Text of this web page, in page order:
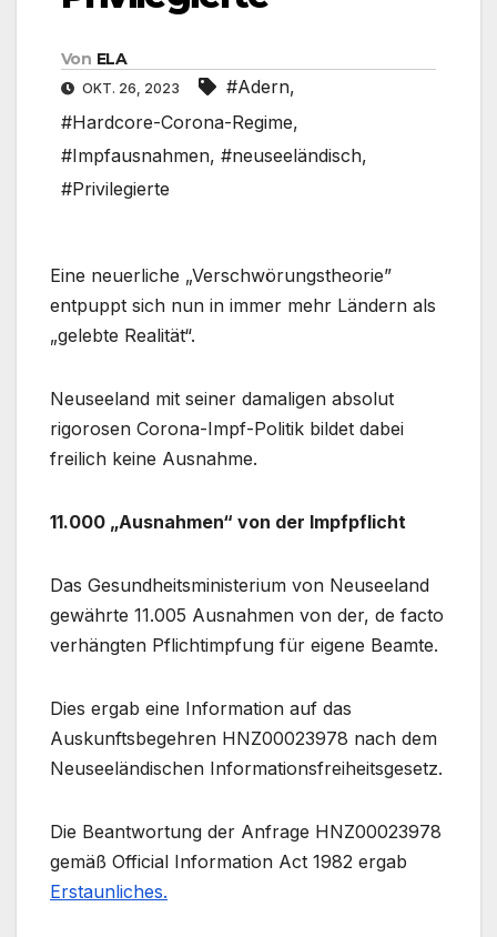
Von ELA
OKT. 26, 2023 #Adern,
#Hardcore-Corona-Regime,
#Impfausnahmen, #neuseeländisch,
#Privilegierte
Eine neuerliche „Verschwörungstheorie”
entpuppt sich nun in immer mehr Ländern als
„gelebte Realität“.
Neuseeland mit seiner damaligen absolut
rigorosen Corona-Impf-Politik bildet dabei
freilich keine Ausnahme.
11.000 „Ausnahmen“ von der Impfpflicht
Das Gesundheitsministerium von Neuseeland
gewährte 11.005 Ausnahmen von der, de facto
verhängten Pflichtimpfung für eigene Beamte.
Dies ergab eine Information auf das
Auskunftsbegehren HNZ00023978 nach dem
Neuseeländischen Informationsfreiheitsgesetz.
Die Beantwortung der Anfrage HNZ00023978
gemäß Official Information Act 1982 ergab
Erstaunliches.